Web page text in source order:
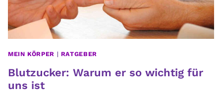
MEIN KÖRPER | RATGEBER
Blutzucker: Warum er so wichtig für
uns ist